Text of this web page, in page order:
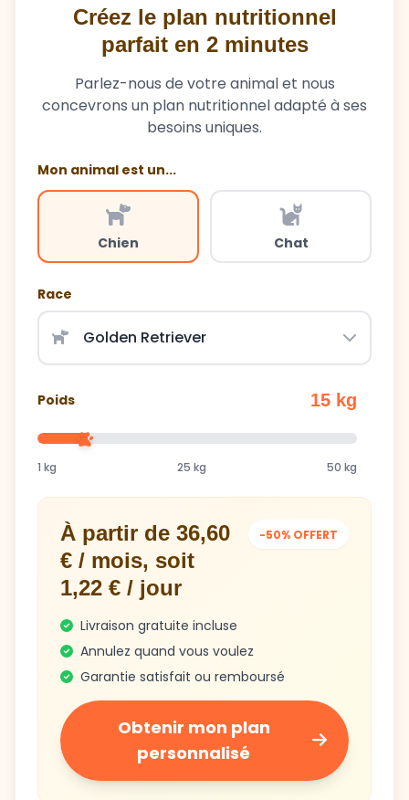
Créez le plan nutritionnel
parfait en 2 minutes
Parlez-nous de votre animal et nous
concevrons un plan nutritionnel adapté à ses
besoins uniques.
Mon animal est un...
Chien Chat
Race
Poids 15 kg
1 kg 25 kg 50 kg
À partir de 36,60
€ / mois, soit
1,22 € / jour
-50% OFFERT
Livraison gratuite incluse
Annulez quand vous voulez
Garantie satisfait ou remboursé
Obtenir mon plan
personnalisé